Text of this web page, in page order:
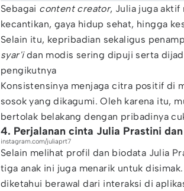
Sebagai content creator, Julia juga aktif
kecantikan, gaya hidup sehat, hingga
Selain itu, kepribadian sekaligus
syar'idan modis sering dipuji serta
pengikutnya
Konsistensinya menjaga citra positif di
sosok yang dikagumi. Oleh karena itu,
bertolak belakang dengan pribadinya
4. Perjalanan cinta Julia Prastini
instagram.com/juliaprt7
Selain melihat profil dan biodata Julia
tiga anak ini juga menarik untuk
diketahui berawal dari interaksi di